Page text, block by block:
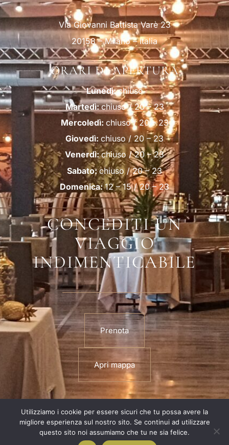
Via Giovanni Battista Varè 23
20158 – Milano – Italia
ORARI DI APERTURA
Lunedì:chiuso
Martedì:chiuso / 20 – 23
Mercoledì: chiuso / 20 – 23
Giovedì: chiuso / 20 – 23
Venerdì:chiuso / 20 – 23
Sabato:chiuso / 20 – 23
Domenica:12 – 15 / 20 – 23
CONCEDITI UN
VIAGGIO
INDIMENTICABILE
Prenota
Apri mappa
HOME I NOSTRI MENU GALLERIA PRIVACY POLICY
COPYRIGHT © 2025 PORCAO
Utilizziamo i cookie per essere sicuri che tu possa avere la
migliore esperienza sul nostro sito. Se continui ad utilizzare
questo sito noi assumiamo che tu ne sia felice.
Contact us